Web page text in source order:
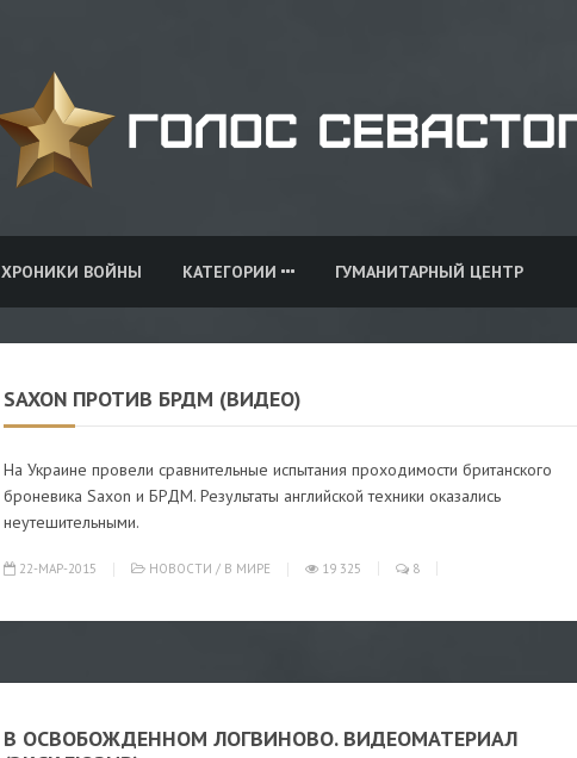
ХРОНИКИ ВОЙНЫ КАТЕГОРИИ ГУМАНИТАРНЫЙ ЦЕНТР
SAXON ПРОТИВ БРДМ (ВИДЕО)
На Украине провели сравнительные испытания проходимости британского
броневика Saxon и БРДМ. Результаты английской техники оказались
неутешительными.
22-МАР-2015 НОВОСТИ / В МИРЕ 19 325 8
В ОСВОБОЖДЕННОМ ЛОГВИНОВО. ВИДЕОМАТЕРИАЛ